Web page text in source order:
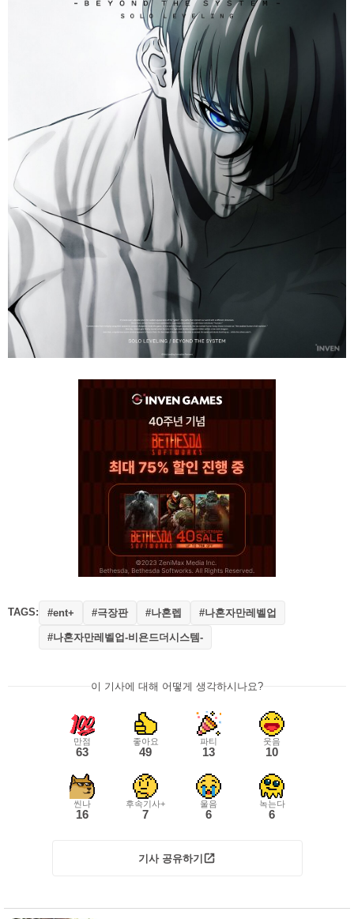
TAGS: #ent+ #극장판 #나혼렙 #나혼자만레벨업
#나혼자만레벨업-비욘드더시스템-
이 기사에 대해 어떻게 생각하시나요?
만점
63
좋아요
49
파티
13
웃음
10
씬나
16
후속기사+
7
울음
6
녹는다
6
기사 공유하기